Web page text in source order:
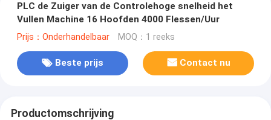
PLC de Zuiger van de Controlehoge snelheid het
Vullen Machine 16 Hoofden 4000 Flessen/Uur
Prijs：Onderhandelbaar MOQ：1 reeks
Beste prijs Contact nu
Productomschrijving